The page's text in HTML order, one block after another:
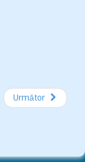
Următor